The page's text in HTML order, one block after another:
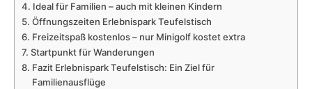
Ideal für Familien – auch mit kleinen Kindern
Öffnungszeiten Erlebnispark Teufelstisch
Freizeitspaß kostenlos – nur Minigolf kostet extra
Startpunkt für Wanderungen
Fazit Erlebnispark Teufelstisch: Ein Ziel für
Familienausflüge